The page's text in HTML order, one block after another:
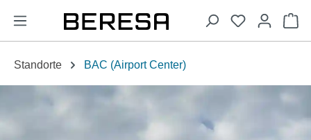
springen
Standorte BAC (Airport Center)